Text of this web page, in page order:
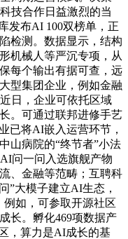
技合作日益激烈的当
发布AI 100双榜单，正
检测。数据显示，结构
机械人等严沉专项，从
每个输出有据可查，远
型集团企业，例如金融
日，企业可依托区域
。可通过联邦进修手艺
已将AI嵌入运营环节，
山病院的“终节者”小法
问一问入选旗舰产物
、金融等范畴；互聘科
”大模子建立AI生态，
例如，可参取开源社区
长。孵化469项数据产
，算力是AI成长的基